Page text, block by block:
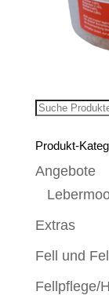
Suchen
Produkt-
Angebote
Extras
Fell und
Fellpflege/